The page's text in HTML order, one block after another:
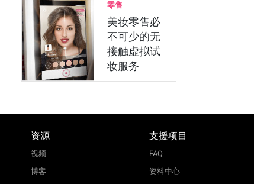
零售
美妆零售必
不可少的无
接触虚拟试
妆服务
资源
视频
博客
支援项目
FAQ
资料中心